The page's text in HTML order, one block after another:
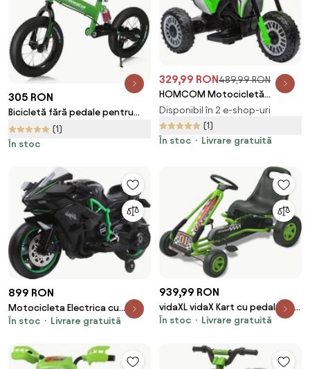
305 RON
Bicicletă fără pedale pentru
copii QUIDO, de la 3 ani, verde
Rennmeister
(1)
În stoc
329,99 RON489,99 RON
HOMCOM Motocicletă
Electrică pentru Copii 6V
Honda CRF450RL Licențiată
Verde 3 Roți 18-36 Luni | Aosom
Disponibil în 2 e-shop-uri
(1)
În stoc
Livrare gratuită
899 RON
Motocicleta Electrica cu
Acumulator Pentru Copii
Motocross, Viteza din maner,
3-8 ani, Max 30 kg, Cu Melodii si
În stoc Livrare gratuită
939,99 RON
vidaXL vidaX Kart cu pedale cu
șezut reglabil verde
În stoc Livrare gratuită